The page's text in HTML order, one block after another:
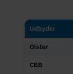
Udbyder
Oister
CBB